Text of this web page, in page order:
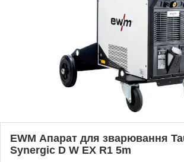
EWM Апарат для зварювання
Synergic D W EX R1 5m